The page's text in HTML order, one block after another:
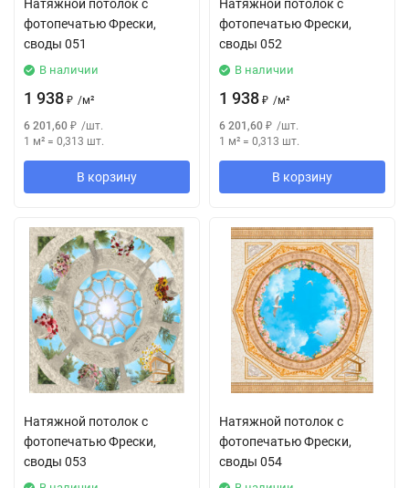
Натяжной потолок с
фотопечатью Фрески,
своды 051
В наличии
1 938 ₽ /м²
6 201,60 ₽ /шт.
1 м² = 0,313 шт.
В корзину
Натяжной потолок с
фотопечатью Фрески,
своды 052
В наличии
1 938 ₽ /м²
6 201,60 ₽ /шт.
1 м² = 0,313 шт.
В корзину
Натяжной потолок с
фотопечатью Фрески,
своды 053
Натяжной потолок с
фотопечатью Фрески,
своды 054